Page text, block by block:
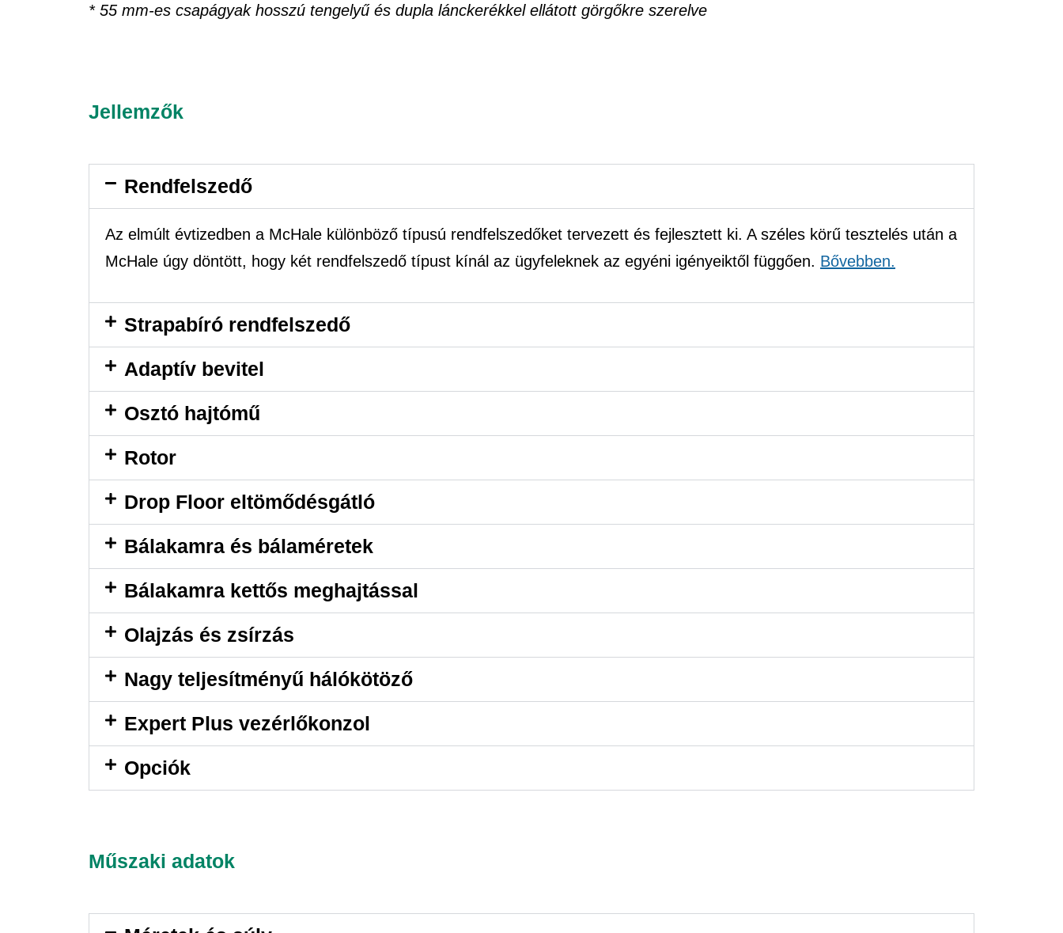
* 55 mm-es csapágyak hosszú tengelyű és dupla lánckerékkel ellátott görgőkre szerelve
Jellemzők
Rendfelszedő
Az elmúlt évtizedben a McHale különböző típusú rendfelszedőket tervezett és fejlesztett ki. A széles körű tesztelés után a
McHale úgy döntött, hogy két rendfelszedő típust kínál az ügyfeleknek az egyéni igényeiktől függően. Bővebben.
Strapabíró rendfelszedő
Adaptív bevitel
Osztó hajtómű
Rotor
Drop Floor eltömődésgátló
Bálakamra és bálaméretek
Bálakamra kettős meghajtással
Olajzás és zsírzás
Nagy teljesítményű hálókötöző
Expert Plus vezérlőkonzol
Opciók
Műszaki adatok